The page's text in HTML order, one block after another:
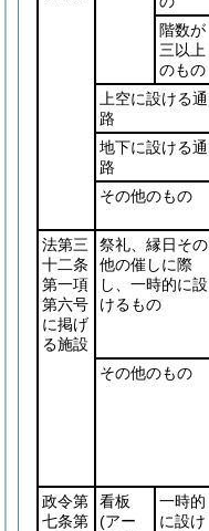
階数が
三以上
のもの
上空に設ける通
路
地下に設ける通
路
その他のもの
法第三
十二条
第一項
第六号
に掲げ
る施設
祭礼、縁日その
他の催しに際
し、一時的に設
けるもの
その他のもの
政令第
七条第
看板
(アー
一時的
に設け